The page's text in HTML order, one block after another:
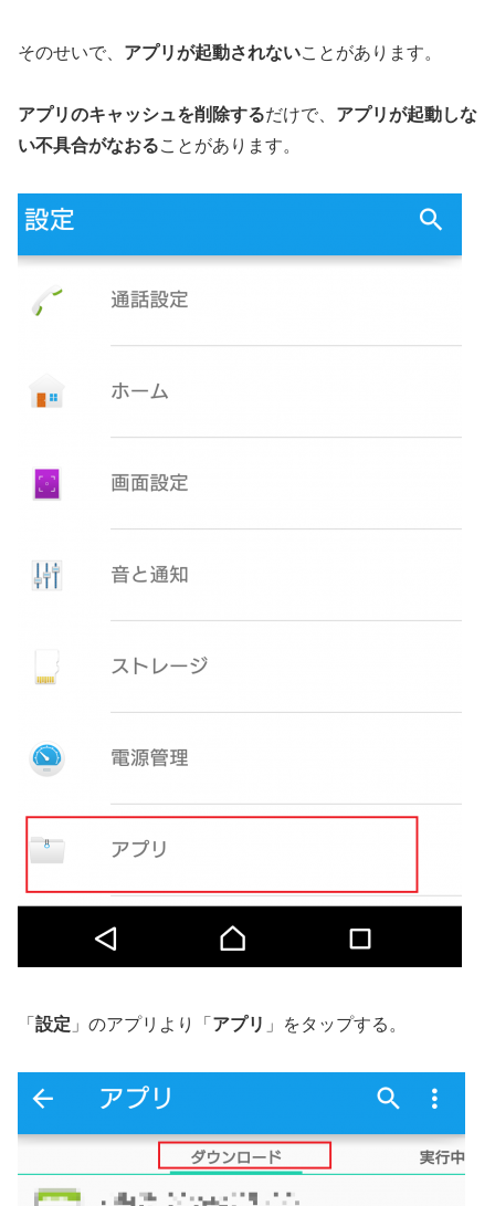
そのせいで、 アプリが起動されないことがあります。
アプリのキャッシュを削除するだけで、 アプリが起動しな
い不具合がなおることがあります。
「 設定 」のアプリより「 アプリ 」をタップする。